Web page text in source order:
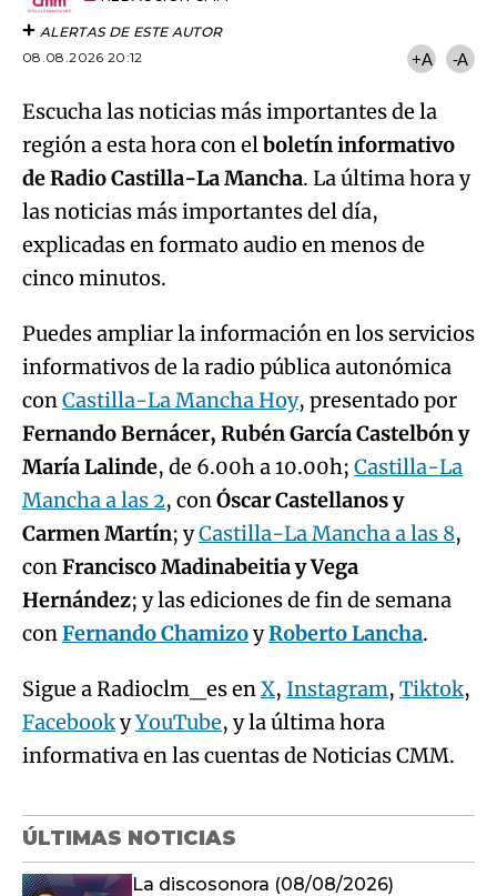
ALERTAS DE ESTE AUTOR
08.08.2026 20:12
+A -A
Escucha las noticias más importantes de la
región a esta hora con elboletín informativo
de Radio Castilla-La Mancha. La última hora y
las noticias más importantes del día,
explicadas en formato audio en menos de
cinco minutos.
Puedes ampliar la información en los servicios
informativos de la radio pública autonómica
conCastilla-La Mancha Hoy, presentado por
Fernando Bernácer, Rubén García Castelbón y
María Lalinde, de 6.00h a 10.00h; Castilla-La
Mancha a las 2, conÓscar Castellanos y
Carmen Martín; yCastilla-La Mancha a las 8,
conFrancisco Madinabeitia y Vega
Hernández; y las ediciones de fin de semana
conFernando ChamizoyRoberto Lancha.
Sigue a Radioclm_es enX, Instagram, Tiktok,
FacebookyYouTube, y la última hora
informativa en las cuentas de Noticias CMM.
ÚLTIMAS NOTICIAS
La discosonora (08/08/2026)